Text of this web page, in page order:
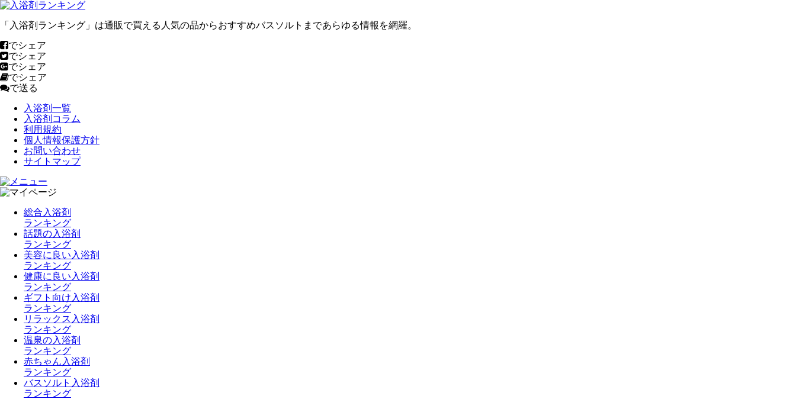
「入浴剤ランキング」は通販で買える人気の品からおすすめバスソルトまであらゆる情報を網羅。
でシェア
でシェア
でシェア
でシェア
で送る
入浴剤一覧
入浴剤コラム
利用規約
個人情報保護方針
お問い合わせ
サイトマップ
総合入浴剤
ランキング
話題の入浴剤
ランキング
美容に良い入浴剤
ランキング
健康に良い入浴剤
ランキング
ギフト向け入浴剤
ランキング
リラックス入浴剤
ランキング
温泉の入浴剤
ランキング
赤ちゃん入浴剤
ランキング
バスソルト入浴剤
ランキング